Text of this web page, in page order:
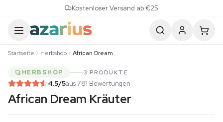
Kostenloser Versand ab €25
Startseite Herbshop African Dream
HERBSHOP 3 PRODUKTE
4.5/5aus 781 Bewertungen
African Dream Kräuter